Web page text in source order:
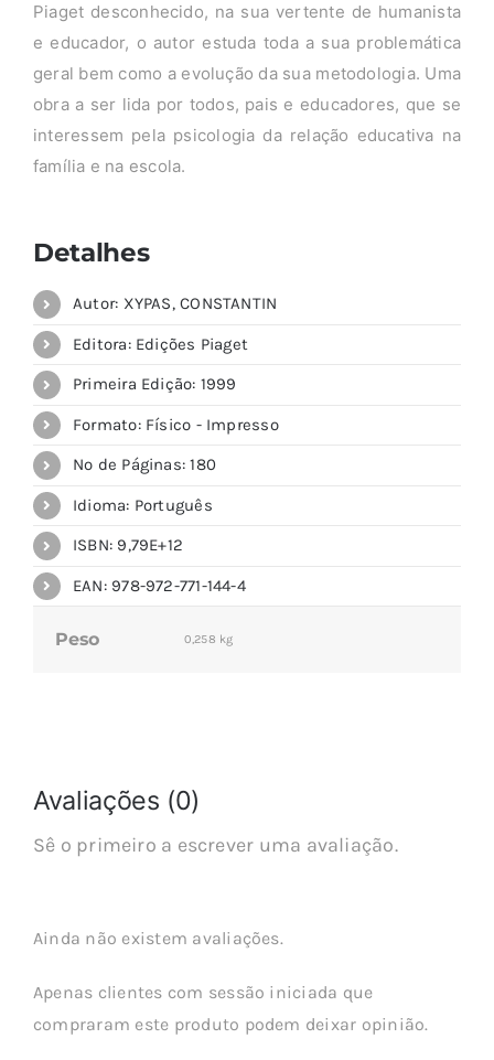
Piaget desconhecido, na sua vertente de humanista
e educador, o autor estuda toda a sua problemática
geral bem como a evolução da sua metodologia. Uma
obra a ser lida por todos, pais e educadores, que se
interessem pela psicologia da relação educativa na
família e na escola.
Detalhes
Autor: XYPAS, CONSTANTIN
Editora: Edições Piaget
Primeira Edição: 1999
Formato: Físico - Impresso
Nº de Páginas: 180
Idioma: Português
ISBN: 9,79E+12
EAN: 978-972-771-144-4
Peso 0,258 kg
Avaliações (0)
Sê o primeiro a escrever uma avaliação.
Ainda não existem avaliações.
Apenas clientes com sessão iniciada que
compraram este produto podem deixar opinião.